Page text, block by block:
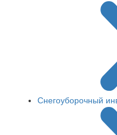
Снегоуборочный